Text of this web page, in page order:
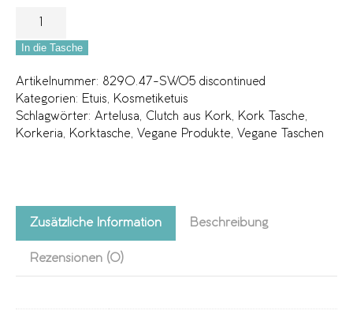
In die Tasche
Artikelnummer: 8290.47-SW05 discontinued
Kategorien: Etuis
Kosmetiketuis
Schlagwörter: Artelusa Clutch aus Kork Kork Tasche
Korkeria
Korktasche Vegane Produkte Vegane Taschen
Zusätzliche Information Beschreibung
Rezensionen (0)